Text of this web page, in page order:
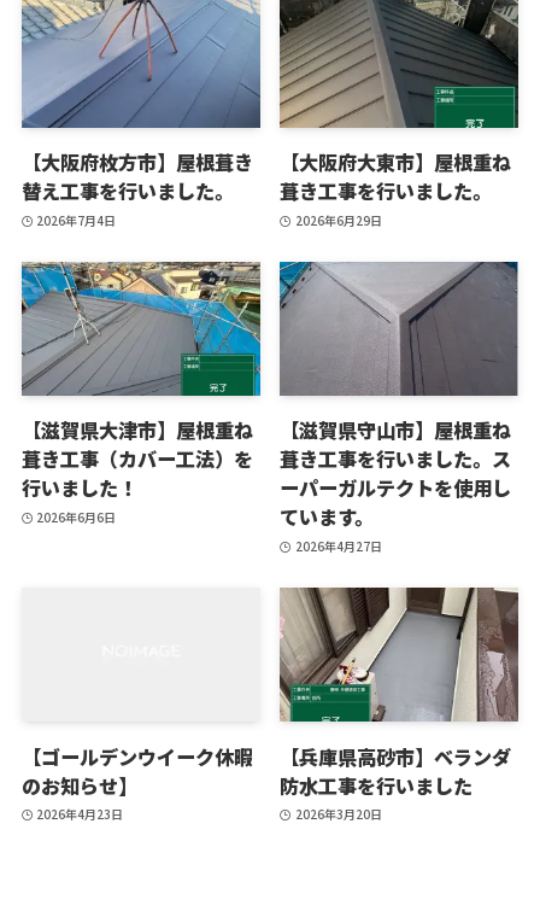
【大阪府枚方市】屋根葺き
替え工事を行いました。
2026年7月4日
【大阪府大東市】屋根重ね
葺き工事を行いました。
2026年6月29日
【滋賀県大津市】屋根重ね
葺き工事（カバー工法）を
行いました！
2026年6月6日
【滋賀県守山市】屋根重ね
葺き工事を行いました。ス
ーパーガルテクトを使用し
ています。
2026年4月27日
【ゴールデンウイーク休暇
のお知らせ】
2026年4月23日
【兵庫県高砂市】ベランダ
防水工事を行いました
2026年3月20日